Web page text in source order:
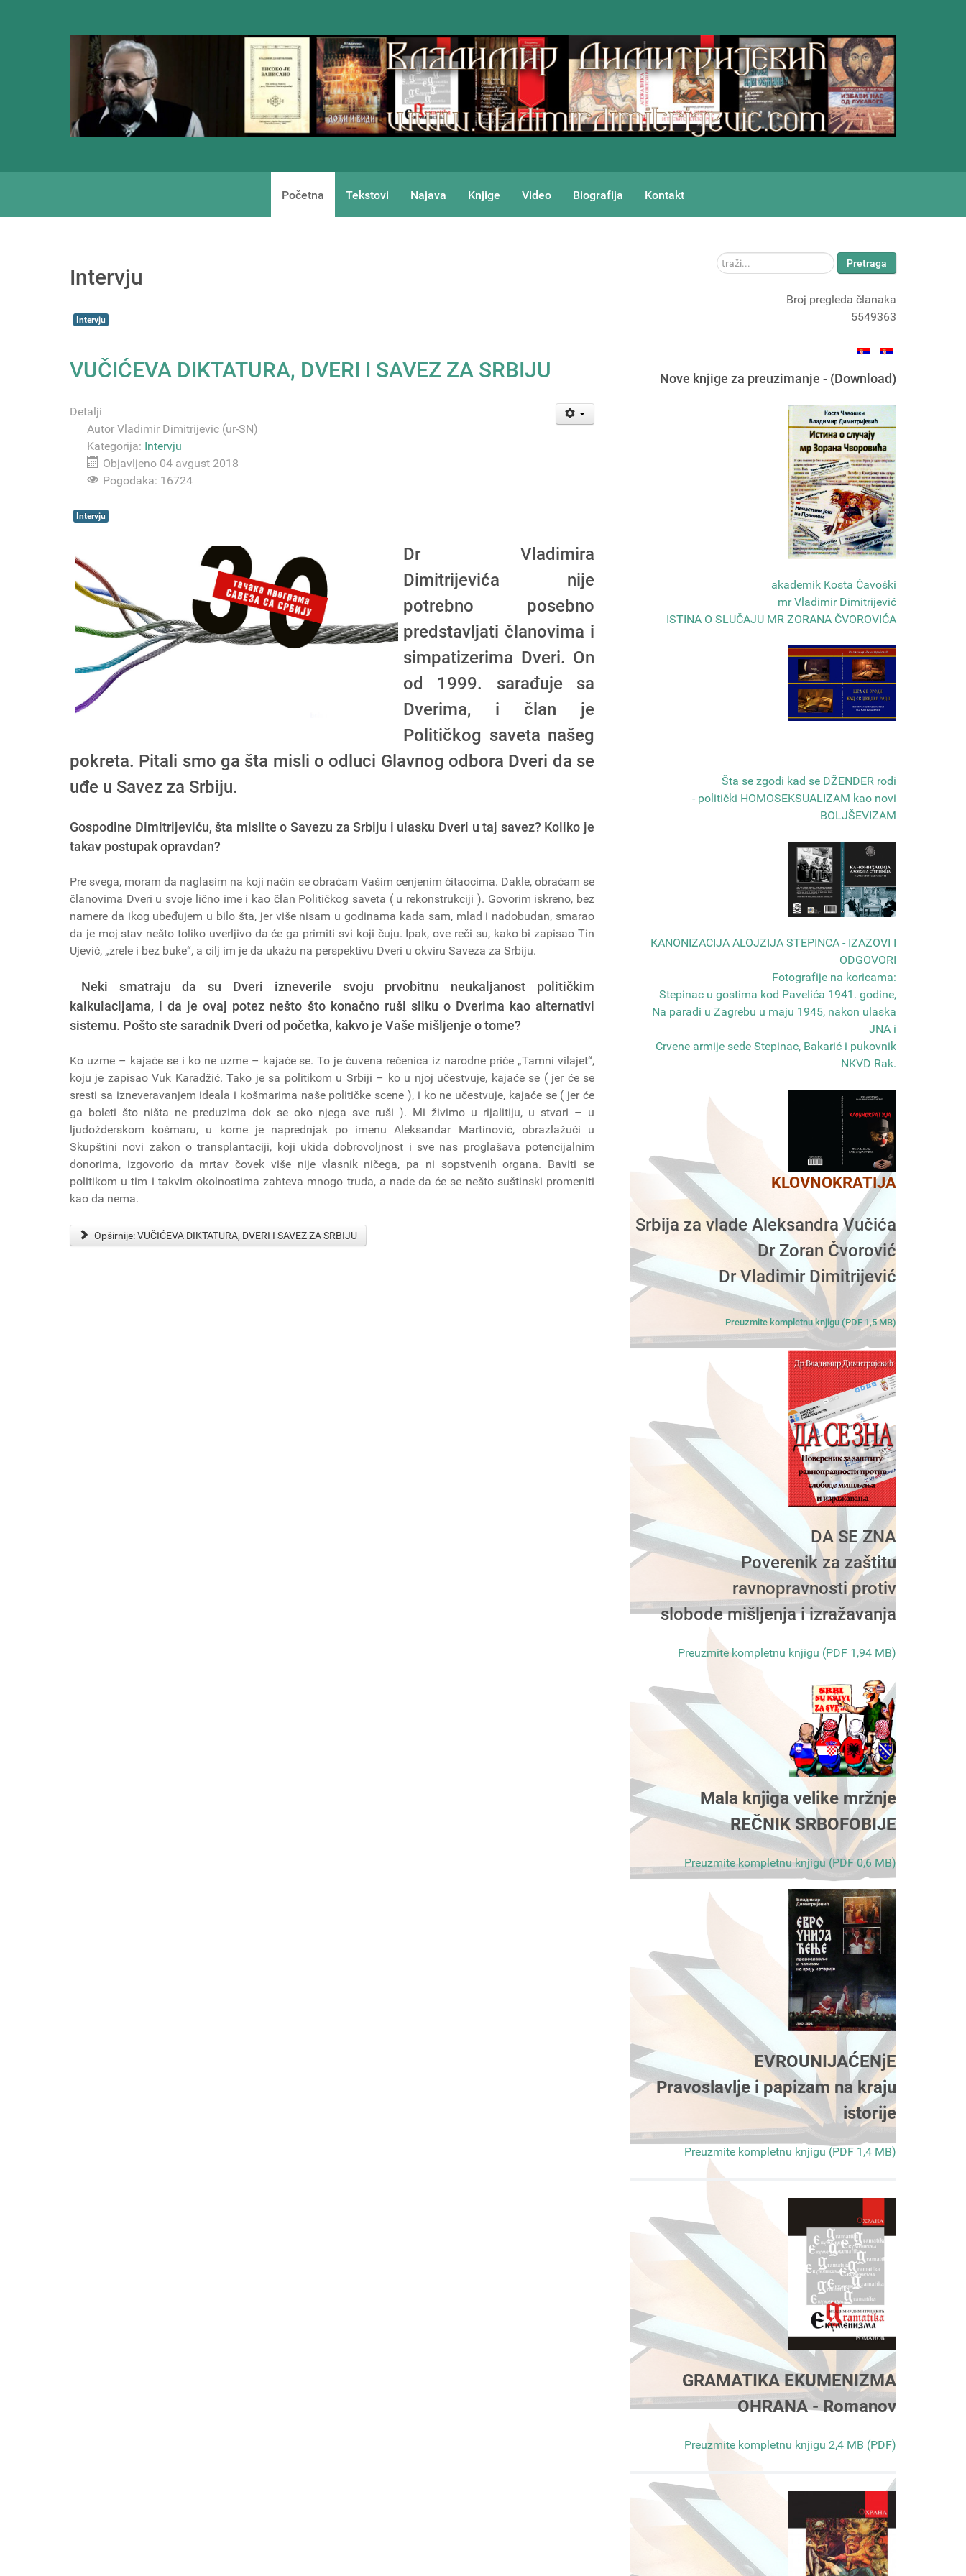
Početna Tekstovi Najava Knjige Video Biografija Kontakt
Intervju
Intervju
VUČIĆEVA DIKTATURA, DVERI I SAVEZ ZA SRBIJU
Detalji
Autor Vladimir Dimitrijevic (ur-SN)
Kategorija: Intervju
Objavljeno 04 avgust 2018
Pogodaka: 16724
Intervju
Dr Vladimira
Dimitrijevića nije
potrebno posebno
predstavljati članovima i
simpatizerima Dveri. On
od 1999. sarađuje sa
Dverima, i član je
Političkog saveta našeg
pokreta. Pitali smo ga šta misli o odluci Glavnog odbora Dveri da se
uđe u Savez za Srbiju.
Gospodine Dimitrijeviću, šta mislite o Savezu za Srbiju i ulasku Dveri u taj savez? Koliko je
takav postupak opravdan?
Pre svega, moram da naglasim na koji način se obraćam Vašim cenjenim čitaocima. Dakle, obraćam se
članovima Dveri u svoje lično ime i kao član Političkog saveta ( u rekonstrukciji ). Govorim iskreno, bez
namere da ikog ubeđujem u bilo šta, jer više nisam u godinama kada sam, mlad i nadobudan, smarao
da je moj stav nešto toliko uverljivo da će ga primiti svi koji čuju. Ipak, ove reči su, kako bi zapisao Tin
Ujević, „zrele i bez buke“, a cilj im je da ukažu na perspektivu Dveri u okviru Saveza za Srbiju.
Neki smatraju da su Dveri izneverile svoju prvobitnu neukaljanost političkim
kalkulacijama, i da je ovaj potez nešto što konačno ruši sliku o Dverima kao alternativi
sistemu. Pošto ste saradnik Dveri od početka, kakvo je Vaše mišljenje o tome?
Ko uzme – kajaće se i ko ne uzme – kajaće se. To je čuvena rečenica iz narodne priče „Tamni vilajet“,
koju je zapisao Vuk Karadžić. Tako je sa politikom u Srbiji – ko u njoj učestvuje, kajaće se ( jer će se
sresti sa izneveravanjem ideala i košmarima naše političke scene ), i ko ne učestvuje, kajaće se ( jer će
ga boleti što ništa ne preduzima dok se oko njega sve ruši ). Mi živimo u rijalitiju, u stvari – u
ljudožderskom košmaru, u kome je naprednjak po imenu Aleksandar Martinović, obrazlažući u
Skupštini novi zakon o transplantaciji, koji ukida dobrovoljnost i sve nas proglašava potencijalnim
donorima, izgovorio da mrtav čovek više nije vlasnik ničega, pa ni sopstvenih organa. Baviti se
politikom u tim i takvim okolnostima zahteva mnogo truda, a nade da će se nešto suštinski promeniti
kao da nema.
Opširnije: VUČIĆEVA DIKTATURA, DVERI I SAVEZ ZA SRBIJU
traži... Pretraga
Broj pregleda članaka
5549363
Nove knjige za preuzimanje - (Download)
akademik Kosta Čavoški
mr Vladimir Dimitrijević
ISTINA O SLUČAJU MR ZORANA ČVOROVIĆA
Šta se zgodi kad se DŽENDER rodi
- politički HOMOSEKSUALIZAM kao novi
BOLJŠEVIZAM
КANONIZACIJA ALOJZIJA STEPINCA - IZAZOVI I
ODGOVORI
Fotografije na koricama:
Stepinac u gostima kod Pavelića 1941. godine,
Na paradi u Zagrebu u maju 1945, nakon ulaska
JNA i
Crvene armije sede Stepinac, Bakarić i pukovnik
NKVD Rak.
KLOVNOKRATIJA
Srbija za vlade Aleksandra Vučića
Dr Zoran Čvorović
Dr Vladimir Dimitrijević
Preuzmite kompletnu knjigu (PDF 1,5 MB)
DA SE ZNA
Poverenik za zaštitu
ravnopravnosti protiv
slobode mišljenja i izražavanja
Preuzmite kompletnu knjigu (PDF 1,94 MB)
Mala knjiga velike mržnje
REČNIK SRBOFOBIJE
Preuzmite kompletnu knjigu (PDF 0,6 MB)
EVROUNIJAĆENjE
Pravoslavlje i papizam na kraju
istorije
Preuzmite kompletnu knjigu (PDF 1,4 MB)
GRAMATIKA EKUMENIZMA
OHRANA - Romanov
Preuzmite kompletnu knjigu 2,4 MB (PDF)